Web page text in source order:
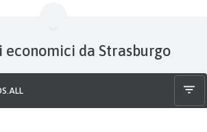
economici da Strasburgo